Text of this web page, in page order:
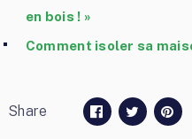
en bois ! »
Comment isoler sa
Share